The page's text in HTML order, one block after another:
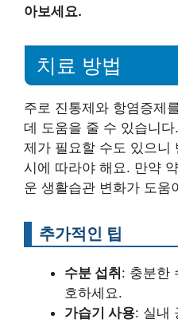
아보세요.
치료 방법
주로 진통제와 항염증제
데 도움을 줄 수 있습니
제가 필요할 수도 있으니
시에 따라야 해요. 만약
운 생활습관 변화가 도움
추가적인 팁
수분 섭취: 충분한
호하세요.
가습기 사용: 실내